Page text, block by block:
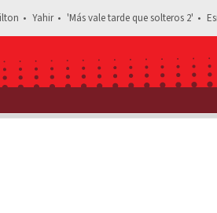
Yahir 'Más vale tarde que solteros 2'
Monroy reacciona al divorcio de Juan